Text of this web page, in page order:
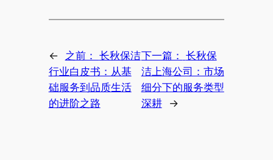
← 之前： 长秋保洁
行业白皮书：从基
础服务到品质生活
的进阶之路
下一篇： 长秋保
洁上海公司：市场
细分下的服务类型
深耕
→